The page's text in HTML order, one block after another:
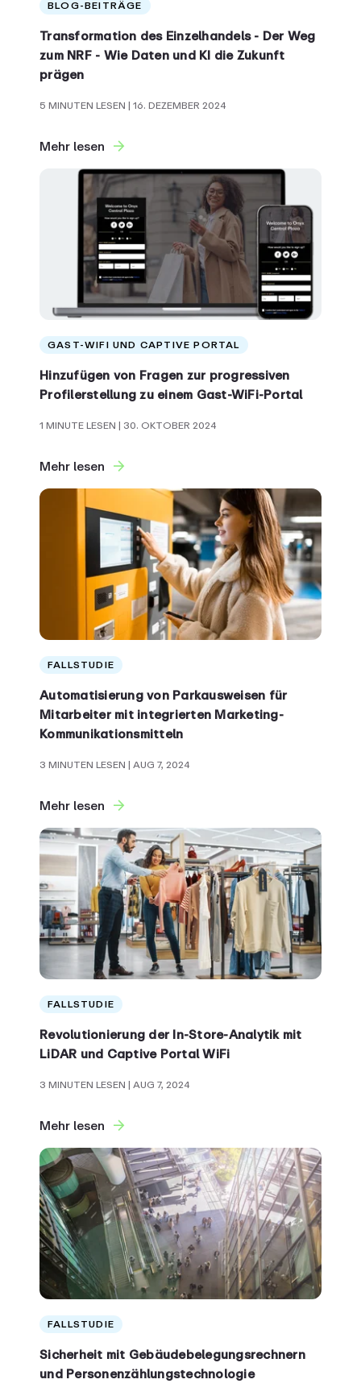
BLOG-BEITRÄGE
Transformation des Einzelhandels - Der Weg
zum NRF - Wie Daten und KI die Zukunft
prägen
5 MINUTEN LESEN | 16. DEZEMBER 2024
Mehr lesen
GAST-WIFI UND CAPTIVE PORTAL
Hinzufügen von Fragen zur progressiven
Profilerstellung zu einem Gast-WiFi-Portal
1 MINUTE LESEN | 30. OKTOBER 2024
Mehr lesen
FALLSTUDIE
Automatisierung von Parkausweisen für
Mitarbeiter mit integrierten Marketing-
Kommunikationsmitteln
3 MINUTEN LESEN | AUG 7, 2024
Mehr lesen
FALLSTUDIE
Revolutionierung der In-Store-Analytik mit
LiDAR und Captive Portal WiFi
3 MINUTEN LESEN | AUG 7, 2024
Mehr lesen
FALLSTUDIE
Sicherheit mit Gebäudebelegungsrechnern
und Personenzählungstechnologie